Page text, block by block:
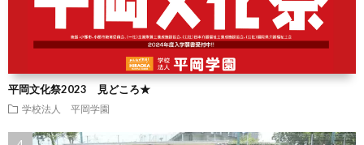
平岡文化祭2023 見どころ★
学校法人 平岡学園